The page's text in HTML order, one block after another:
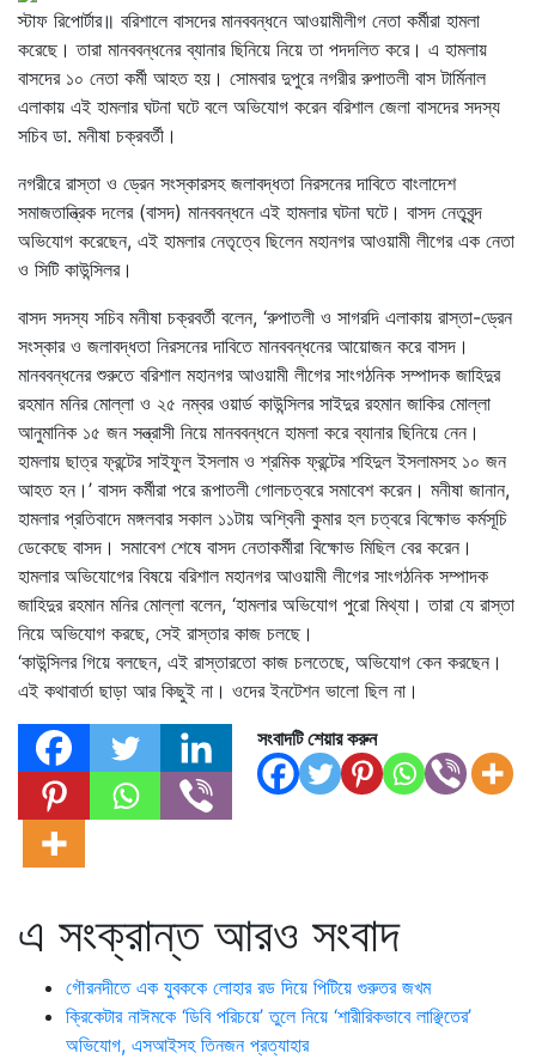
স্টাফ রিপোর্টার॥ বরিশালে বাসদের মানববন্ধনে আওয়ামীলীগ নেতা কর্মীরা হামলা
করেছে। তারা মানববন্ধনের ব্যানার ছিনিয়ে নিয়ে তা পদদলিত করে। এ হামলায়
বাসদের ১০ নেতা কর্মী আহত হয়। সোমবার দুপুরে নগরীর রুপাতলী বাস টার্মিনাল
এলাকায় এই হামলার ঘটনা ঘটে বলে অভিযোগ করেন বরিশাল জেলা বাসদের সদস্য
সচিব ডা. মনীষা চক্রবর্তী।
নগরীরে রাস্তা ও ড্রেন সংস্কারসহ জলাবদ্ধতা নিরসনের দাবিতে বাংলাদেশ
সমাজতান্ত্রিক দলের (বাসদ) মানববন্ধনে এই হামলার ঘটনা ঘটে। বাসদ নেতৃবৃন্দ
অভিযোগ করেছেন, এই হামলার নেতৃত্বে ছিলেন মহানগর আওয়ামী লীগের এক নেতা
ও সিটি কাউন্সিলর।
বাসদ সদস্য সচিব মনীষা চক্রবর্তী বলেন, ‘রুপাতলী ও সাগরদি এলাকায় রাস্তা-ড্রেন
সংস্কার ও জলাবদ্ধতা নিরসনের দাবিতে মানববন্ধনের আয়োজন করে বাসদ।
মানববন্ধনের শুরুতে বরিশাল মহানগর আওয়ামী লীগের সাংগঠনিক সম্পাদক জাহিদুর
রহমান মনির মোল্লা ও ২৫ নম্বর ওয়ার্ড কাউন্সিলর সাইদুর রহমান জাকির মোল্লা
আনুমানিক ১৫ জন সন্ত্রাসী নিয়ে মানববন্ধনে হামলা করে ব্যানার ছিনিয়ে নেন।
হামলায় ছাত্র ফ্রন্টের সাইফুল ইসলাম ও শ্রমিক ফ্রন্টের শহিদুল ইসলামসহ ১০ জন
আহত হন।’ বাসদ কর্মীরা পরে রূপাতলী গোলচত্বরে সমাবেশ করেন। মনীষা জানান,
হামলার প্রতিবাদে মঙ্গলবার সকাল ১১টায় অশ্বিনী কুমার হল চত্বরে বিক্ষোভ কর্মসূচি
ডেকেছে বাসদ। সমাবেশ শেষে বাসদ নেতাকর্মীরা বিক্ষোভ মিছিল বের করেন।
হামলার অভিযোগের বিষয়ে বরিশাল মহানগর আওয়ামী লীগের সাংগঠনিক সম্পাদক
জাহিদুর রহমান মনির মোল্লা বলেন, ‘হামলার অভিযোগ পুরো মিথ্যা। তারা যে রাস্তা
নিয়ে অভিযোগ করছে, সেই রাস্তার কাজ চলছে।
‘কাউন্সিলর গিয়ে বলছেন, এই রাস্তারতো কাজ চলতেছে, অভিযোগ কেন করছেন।
এই কথাবার্তা ছাড়া আর কিছুই না। ওদের ইনটেশন ভালো ছিল না।
সংবাদটি শেয়ার করুন
এ সংক্রান্ত আরও সংবাদ
গৌরনদীতে এক যুবককে লোহার রড দিয়ে পিটিয়ে গুরুতর জখম
ক্রিকেটার নাঈমকে ‘ডিবি পরিচয়ে’ তুলে নিয়ে ‘শারীরিকভাবে লাঞ্ছিতের’
অভিযোগ, এসআইসহ তিনজন প্রত্যাহার